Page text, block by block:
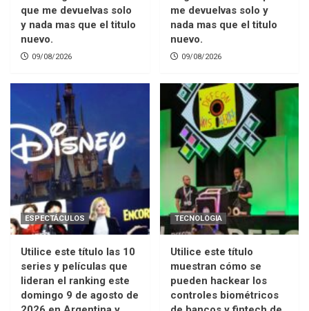
que me devuelvas solo
y nada mas que el titulo
nuevo.
09/08/2026
me devuelvas solo y
nada mas que el titulo
nuevo.
09/08/2026
ESPECTÁCULOS
Utilice este título las 10
series y películas que
lideran el ranking este
domingo 9 de agosto de
TECNOLOGIA
Utilice este título
muestran cómo se
pueden hackear los
controles biométricos